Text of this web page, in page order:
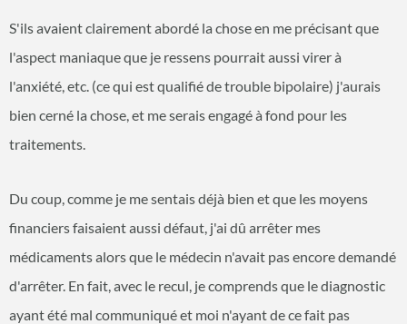
S'ils avaient clairement abordé la chose en me précisant que
l'aspect maniaque que je ressens pourrait aussi virer à
l'anxiété, etc. (ce qui est qualifié de trouble bipolaire) j'aurais
bien cerné la chose, et me serais engagé à fond pour les
traitements.
Du coup, comme je me sentais déjà bien et que les moyens
financiers faisaient aussi défaut, j'ai dû arrêter mes
médicaments alors que le médecin n'avait pas encore demandé
d'arrêter. En fait, avec le recul, je comprends que le diagnostic
ayant été mal communiqué et moi n'ayant de ce fait pas